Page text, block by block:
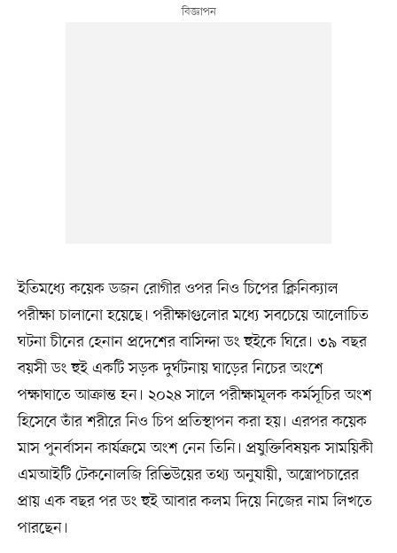
ইতিমধ্যে কয়েক ডজন রোগীর ওপর নিও চিপের ক্লিনিক্যাল
পরীক্ষা চালানো হয়েছে। পরীক্ষাগুলোর মধ্যে সবচেয়ে আলোচিত
ঘটনা চীনের হেনান প্রদেশের বাসিন্দা ডং হুইকে ঘিরে। ৩৯ বছর
বয়সী ডং হুই একটি সড়ক দুর্ঘটনায় ঘাড়ের নিচের অংশে
পক্ষাঘাতে আক্রান্ত হন। ২০২৪ সালে পরীক্ষামূলক কর্মসূচির অংশ
হিসেবে তাঁর শরীরে নিও চিপ প্রতিস্থাপন করা হয়। এরপর কয়েক
মাস পুনর্বাসন কার্যক্রমে অংশ নেন তিনি। প্রযুক্তিবিষয়ক সাময়িকী
এমআইটি টেকনোলজি রিভিউয়ের তথ্য অনুযায়ী, অস্ত্রোপচারের
প্রায় এক বছর পর ডং হুই আবার কলম দিয়ে নিজের নাম লিখতে
পারছেন।